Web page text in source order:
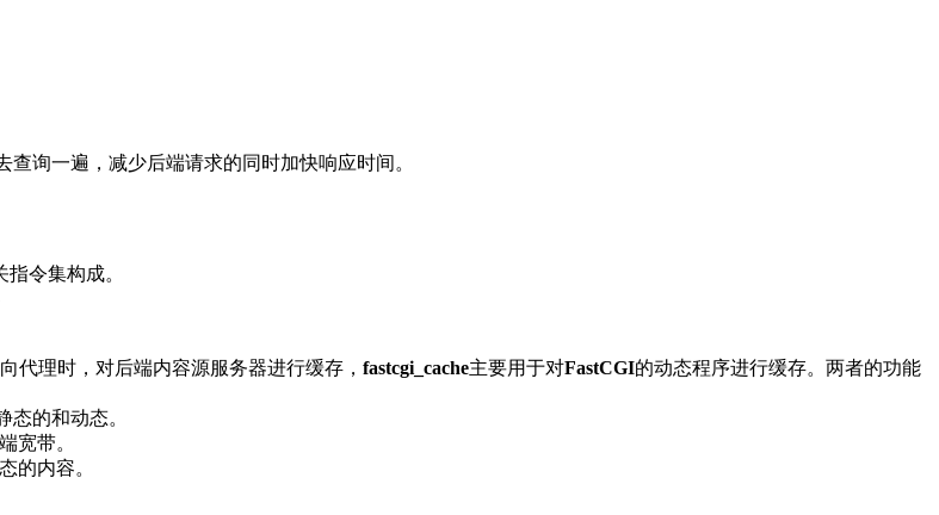
询一遍，减少后端请求的同时加快响应时间。
指令集构成。
代理时，对后端内容源服务器进行缓存， fastcgi_cache主要用于对FastCGI的动态程序进行缓存。两者的功能
的和动态。
宽带。
的内容。